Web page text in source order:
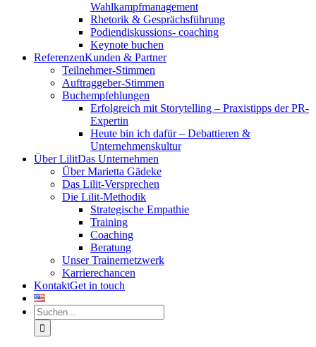
Wahlkampfmanagement
Rhetorik & Gesprächsführung
Podiendiskussions- coaching
Keynote buchen
ReferenzenKunden & Partner
Teilnehmer-Stimmen
Auftraggeber-Stimmen
Buchempfehlungen
Erfolgreich mit Storytelling – Praxistipps der PR-
Expertin
Heute bin ich dafür – Debattieren &
Unternehmenskultur
Über LilitDas Unternehmen
Über Marietta Gädeke
Das Lilit-Versprechen
Die Lilit-Methodik
Strategische Empathie
Training
Coaching
Beratung
Unser Trainernetzwerk
Karrierechancen
KontaktGet in touch
Suche
nach: